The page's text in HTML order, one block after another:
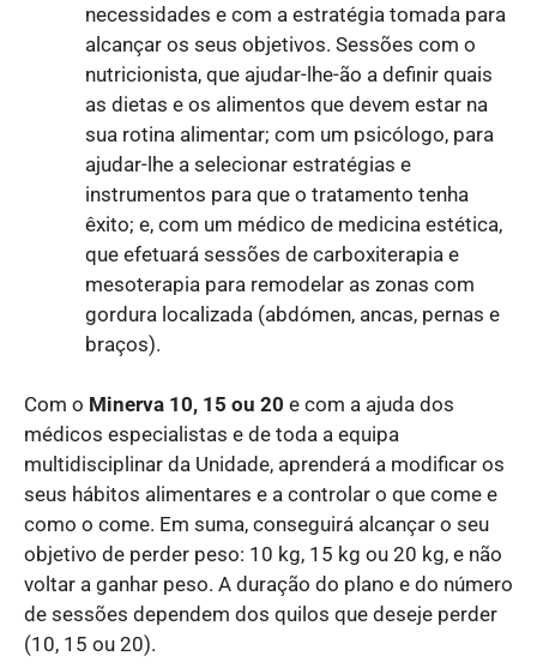
necessidades e com a estratégia tomada para
alcançar os seus objetivos. Sessões com o
nutricionista, que ajudar-lhe-ão a definir quais
as dietas e os alimentos que devem estar na
sua rotina alimentar; com um psicólogo, para
ajudar-lhe a selecionar estratégias e
instrumentos para que o tratamento tenha
êxito; e, com um médico de medicina estética,
que efetuará sessões de carboxiterapia e
mesoterapia para remodelar as zonas com
gordura localizada (abdómen, ancas, pernas e
braços).
Com o Minerva 10, 15 ou 20 e com a ajuda dos
médicos especialistas e de toda a equipa
multidisciplinar da Unidade, aprenderá a modificar os
seus hábitos alimentares e a controlar o que come e
como o come. Em suma, conseguirá alcançar o seu
objetivo de perder peso: 10 kg, 15 kg ou 20 kg, e não
voltar a ganhar peso. A duração do plano e do número
de sessões dependem dos quilos que deseje perder
(10, 15 ou 20).